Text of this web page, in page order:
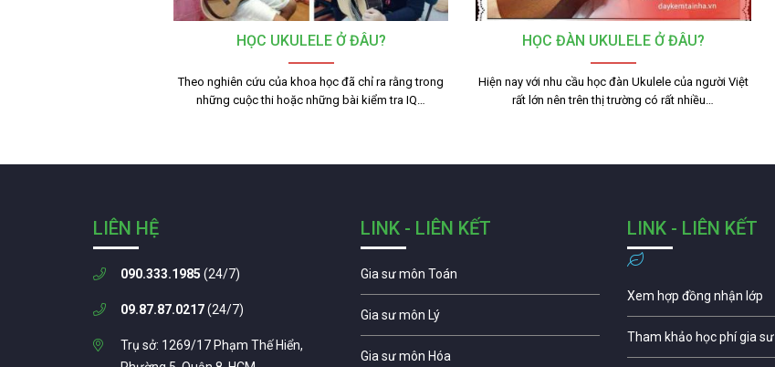
HỌC UKULELE Ở ĐÂU?
Theo nghiên cứu của khoa học đã chỉ ra rằng trong
những cuộc thi hoặc những bài kiểm tra IQ…
HỌC ĐÀN UKULELE Ở ĐÂU?
Hiện nay với nhu cầu học đàn Ukulele của người Việt
rất lớn nên trên thị trường có rất nhiều…
LIÊN HỆ
090.333.1985 (24/7)
09.87.87.0217(24/7)
Trụ sở: 1269/17 Phạm Thế Hiển,
LINK - LIÊN KẾT
Gia sư môn Toán
Gia sư môn Lý
Gia sư môn Hóa
LINK - LIÊN KẾT
Xem hợp đồng nhận lớp
Tham khảo học phí gia sư